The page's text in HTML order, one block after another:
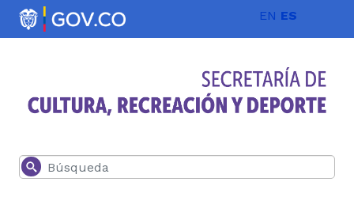
Pasar al contenido principal EN ES
Buscar